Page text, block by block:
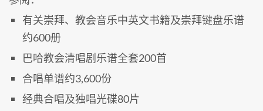
有关崇拜、教会音乐中英文书籍及崇拜键盘乐谱
约600册
巴哈教会清唱剧乐谱全套200首
合唱单谱约3,600份
经典合唱及独唱光碟80片